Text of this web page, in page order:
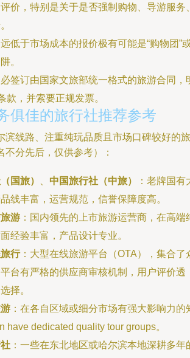
价，特别是关于是否强制购物、导游服务
远低于市场成本的报价极有可能是“购物团”
。
必签订由国家文旅部统一格式的旅游合同，
款，并索要正规发票。
俱佳的旅行社推荐参考
滨线路、注重纯玩品质且市场口碑较好的旅
分先后，仅供参考）：
国旅） 中国旅行社（中旅）
：老牌国有
线丰富，运营规范，信誉保障度高。
游 ：国内领先的上市旅游运营商，在高端
经验丰富，产品设计专业。
行：大型在线旅游平台（OTA），集合了
台有严格的供应商审核机制，用户评价透
择。
：在各自区域或细分市场有强大影响力的
have dedicated quality tour groups。
：一些在东北地区或哈尔滨本地深耕多年